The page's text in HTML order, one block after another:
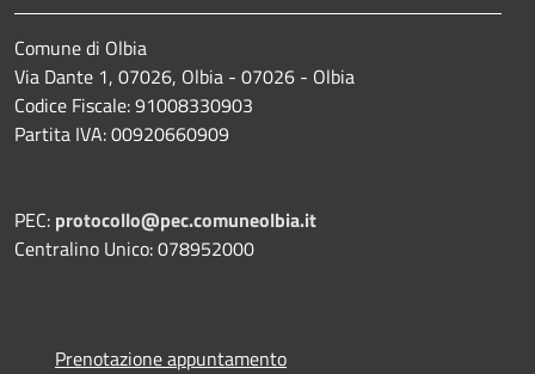
Comune di Olbia
Via Dante 1, 07026, Olbia - 07026 - Olbia
Codice Fiscale: 91008330903
Partita IVA: 00920660909
PEC: protocollo@pec.comuneolbia.it
Centralino Unico: 078952000
Prenotazione appuntamento